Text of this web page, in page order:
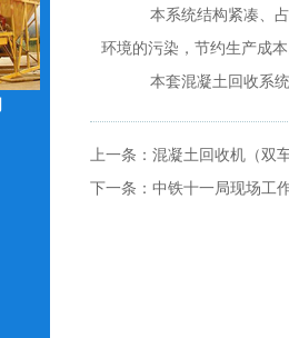
本系统结构紧凑、占地
环境的污染，节约生产成本
本套混凝土回收系统工
上一条： 混凝土回收机（双车
下一条： 中铁十一局现场工